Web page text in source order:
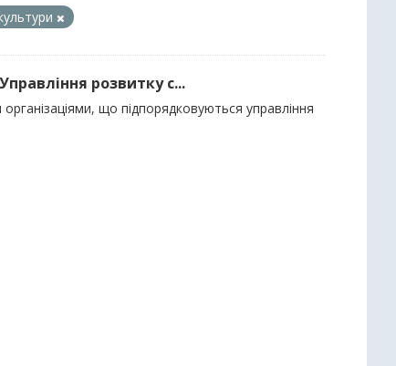
розвитку с...
що підпорядковуються управління